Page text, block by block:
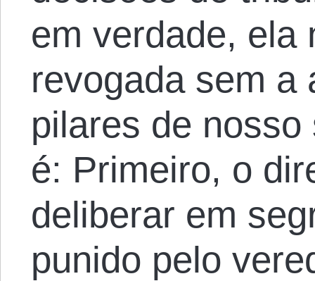
em verdade, ela
revogada sem a
pilares de
é: Primeiro, o
deliberar em
punido pelo